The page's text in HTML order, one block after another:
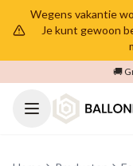
Wegens vakantie
Je kunt gewoon
🚚